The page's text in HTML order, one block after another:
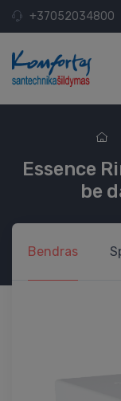
+37052034800
Essence
be
Bendras